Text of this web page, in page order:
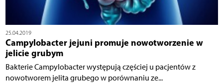
25.04.2019
Campylobacter jejuni promuje nowotworzenie w
jelicie grubym
Bakterie Campylobacter występują częściej u pacjentów z
nowotworem jelita grubego w porównaniu ze...